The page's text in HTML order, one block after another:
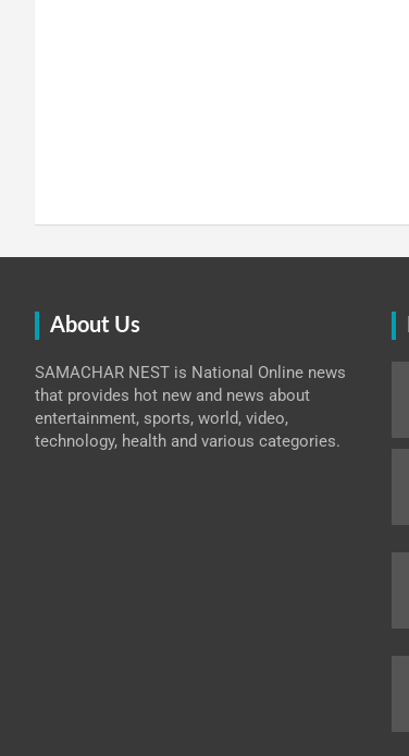
About Us
SAMACHAR NEST is National Online news
that provides hot new and news about
entertainment, sports, world, video,
technology, health and various categories.